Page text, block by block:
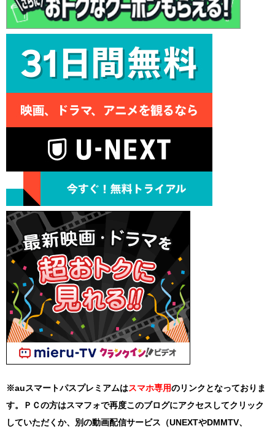
※auスマートパスプレミアムはスマホ専用のリンクとなっておりま
す。ＰＣの方はスマフォで再度このブログにアクセスしてクリック
していただくか、別の動画配信サービス（UNEXTやDMMTV、